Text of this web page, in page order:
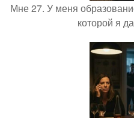
Мне 27. У меня
которой я